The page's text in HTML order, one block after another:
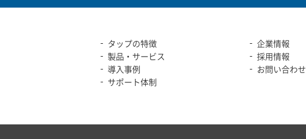
タップの特徴
製品・サービス
導入事例
サポート体制
企業情報
採用情報
お問い合わせ